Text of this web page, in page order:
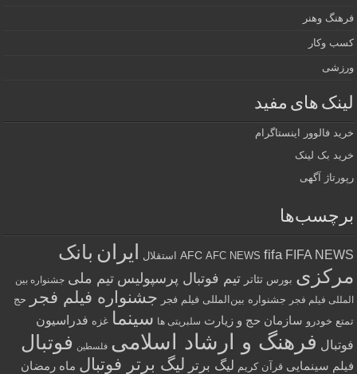
فرهنگ وهنر
کسب وکار
ورزشی
لینک های مفید
خرید فالوور اینستاگرام
خرید بک لینک
رپورتاژ آگهی
برچسب‌ها
AFC AFC NEWS fifa FIFA NEWS استقلال ایران بانک
مرکزی بورس تئاتر تیم فوتبال پرسپولیس تیم ملی جشنواره بین
المللی فیلم فجر جشنواره بین‌المللی فیلم فجر جشنواره فیلم فجر
حج
تمتع خودرو سازمان حج و زیارت سلبریتی ها سینما غزه فدراسیون
فوتبال فرهنگ و ارشاد اسلامی فلسطین فوتبال
فیلم سینمایی قرآن کریم لیگ برتر لیگ برتر فوتبال ماه رمضان